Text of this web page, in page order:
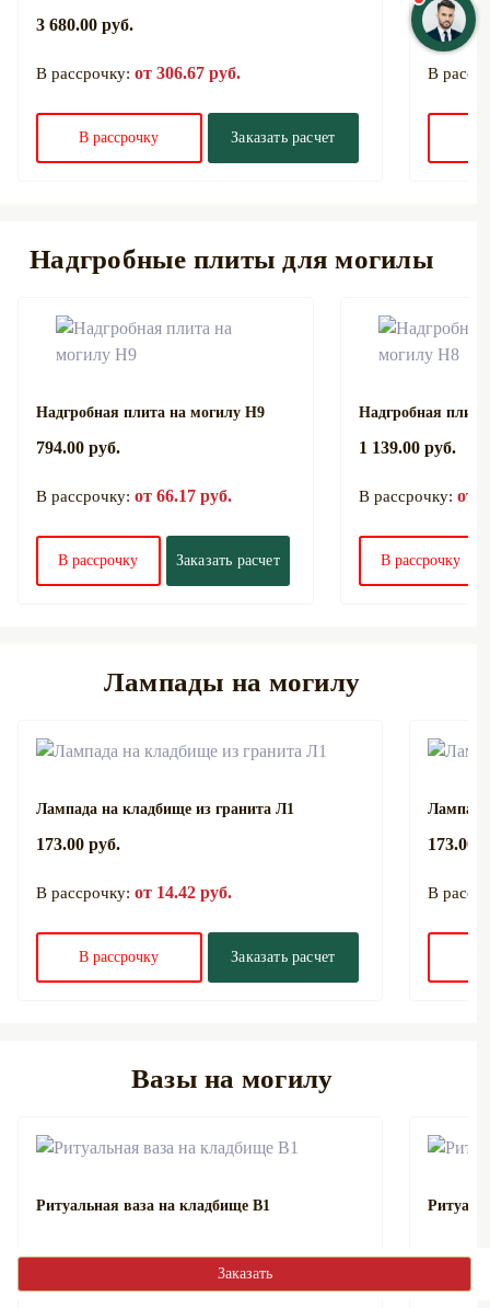
Заказать
3 680.00 руб.
В рассрочку: от 306.67 руб.
В рассрочку Заказать расчет
3
В
Надгробные плиты для могилы
Надгробная плита на могилу Н9
794.00 руб.
В рассрочку: от 66.17 руб.
В рассрочку Заказать расчет
Надгробная
1 139.00 руб.
В рассрочку: от
В рассрочку
Лампады на могилу
Лампада на кладбище из гранита Л1
173.00 руб.
В рассрочку: от 14.42 руб.
В рассрочку Заказать расчет
173.00
В
Вазы на могилу
Ритуальная ваза на кладбище В1